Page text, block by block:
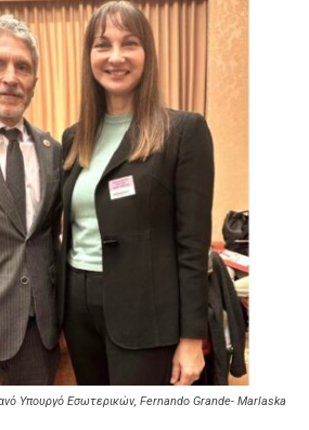
Υπουργό Εσωτερικών, Fernando Grande- Marlaska